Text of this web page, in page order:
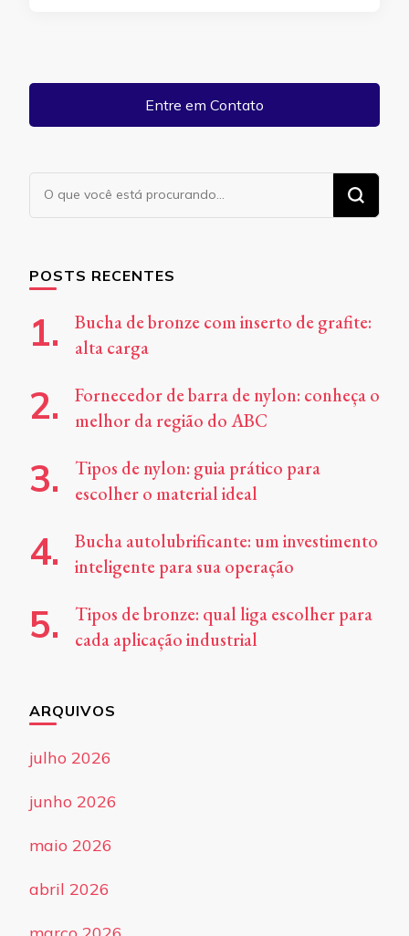
Entre em Contato
Procurando
POSTS RECENTES
Bucha de bronze com inserto de grafite:
alta carga
Fornecedor de barra de nylon: conheça o
melhor da região do ABC
Tipos de nylon: guia prático para
escolher o material ideal
Bucha autolubrificante: um investimento
inteligente para sua operação
Tipos de bronze: qual liga escolher para
cada aplicação industrial
ARQUIVOS
julho 2026
junho 2026
maio 2026
abril 2026